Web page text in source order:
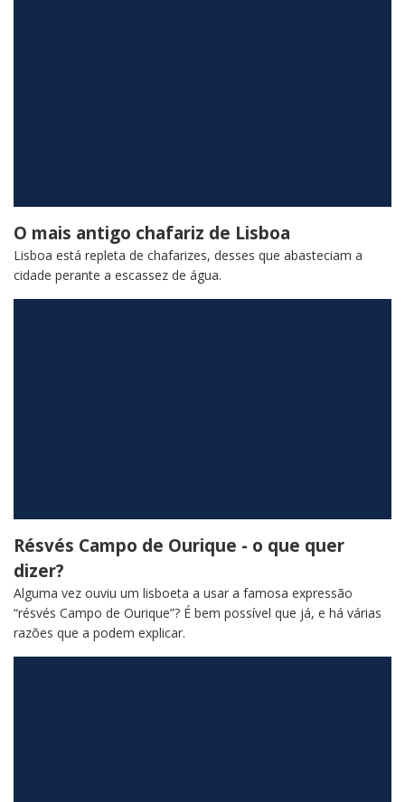
O mais antigo chafariz de Lisboa
Lisboa está repleta de chafarizes, desses que abasteciam a
cidade perante a escassez de água.
Résvés Campo de Ourique - o que quer
dizer?
Alguma vez ouviu um lisboeta a usar a famosa expressão
“résvés Campo de Ourique”? É bem possível que já, e há várias
razões que a podem explicar.